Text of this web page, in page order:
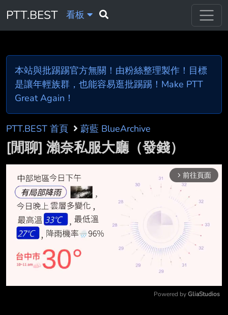
PTT.BEST 看板
本站與批踢踢官方無關！由粉絲整理製作！目標
是讓年輕族群，也能容易逛批踢踢！Make PTT
Great Again！
PTT.BEST 首頁 蔚藍 BlueArchive
[閒聊] 瀨奈私服大廳（發錢）
arrow_forward_ios 前往頁面
Powered by GliaStudios